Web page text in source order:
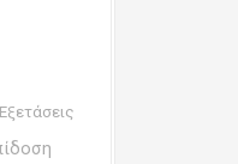
Εξετάσεις